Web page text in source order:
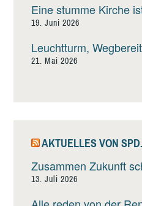
Eine stumme Kirche
19. Juni 2026
Leuchtturm,
21. Mai 2026
AKTUELLES VON
Zusammen Zukunft
13. Juli 2026